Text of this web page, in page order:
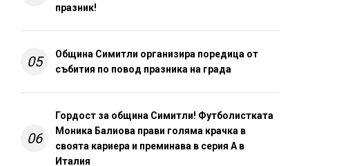
празник!
05
Община Симитли организира поредица от
събития по повод празника на града
06
Гордост за община Симитли! Футболистката
Моника Балиова прави голяма крачка в
своята кариера и преминава в серия А в
Италия